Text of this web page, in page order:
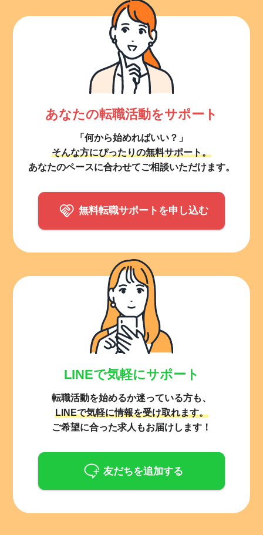
あなたの転職活動をサポート
「何から始めればいい？」
そんな方にぴったりの無料サポート。
あなたのペースに合わせてご相談いただけます。
無料転職サポートを申し込む
LINEで気軽にサポート
転職活動を始めるか迷っている方も、
LINEで気軽に情報を受け取れます。
ご希望に合った求人もお届けします！
友だちを追加する